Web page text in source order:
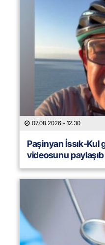
07.08.2026 - 12:30
Paşinyan İssık-Kul
videosunu paylaşıb